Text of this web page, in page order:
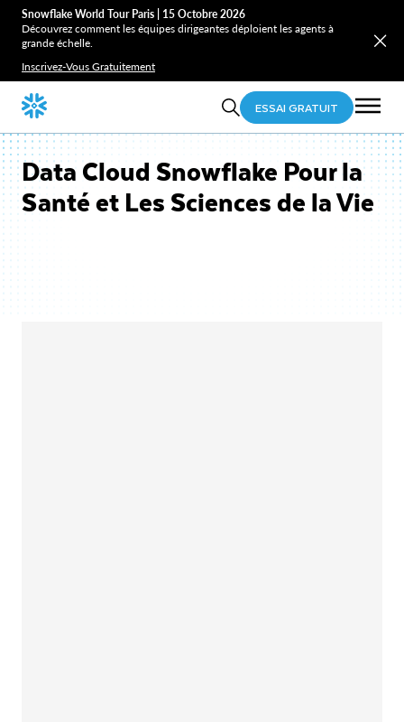
Snowflake World Tour Paris | 15 Octobre 2026
Découvrez comment les équipes dirigeantes déploient les agents à
grande échelle.
Inscrivez-Vous Gratuitement
ESSAI GRATUIT
Data Cloud Snowflake Pour la
Santé et Les Sciences de la Vie